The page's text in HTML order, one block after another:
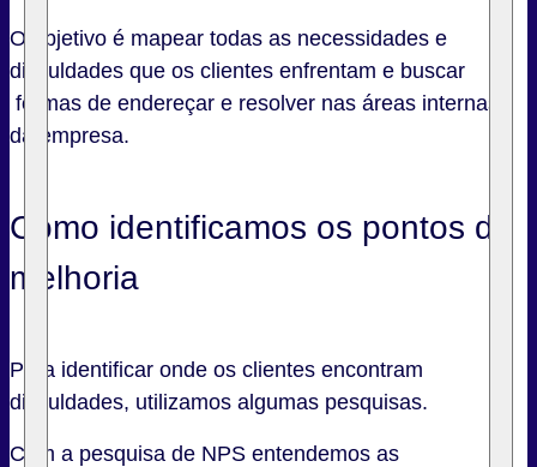
O objetivo é mapear todas as necessidades e
dificuldades que os clientes enfrentam e buscar
formas de endereçar e resolver nas áreas internas
da empresa.
Como identificamos os pontos de
melhoria
Para identificar onde os clientes encontram
dificuldades, utilizamos algumas pesquisas.
Com a pesquisa de NPS entendemos as